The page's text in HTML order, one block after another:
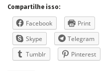
Compartilhe isso:
Facebook Print
Skype
Telegram
Tumblr
Pinterest